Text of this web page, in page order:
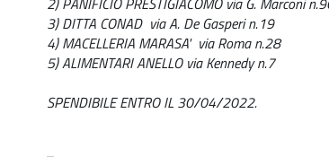
3) DITTA CONAD via A. De Gasperi n.19
4) MACELLERIA MARASA' via Roma n.28
5) ALIMENTARI ANELLO via Kennedy n.7
SPENDIBILE ENTRO IL 30/04/2022.